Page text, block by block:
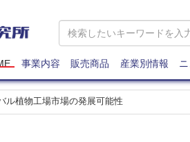
事業内容 販売商品 産業別情報
ル植物工場市場の発展可能性